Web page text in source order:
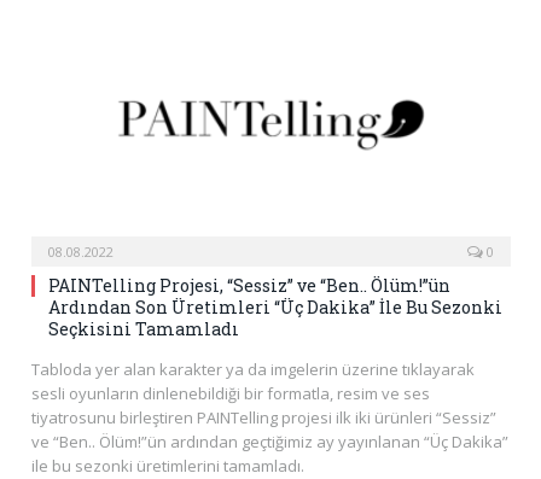
08.08.2022 0
PAINTelling Projesi, “Sessiz” ve “Ben.. Ölüm!”ün
Ardından Son Üretimleri “Üç Dakika” İle Bu Sezonki
Seçkisini Tamamladı
Tabloda yer alan karakter ya da imgelerin üzerine tıklayarak
sesli oyunların dinlenebildiği bir formatla, resim ve ses
tiyatrosunu birleştiren PAINTelling projesi ilk iki ürünleri “Sessiz”
ve “Ben.. Ölüm!”ün ardından geçtiğimiz ay yayınlanan “Üç Dakika”
ile bu sezonki üretimlerini tamamladı.